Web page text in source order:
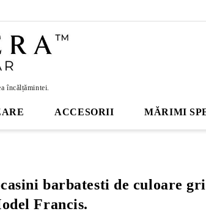
încălțămintei.
ACCESORII MĂRIMI
barbatesti de culoare gri
Francis.